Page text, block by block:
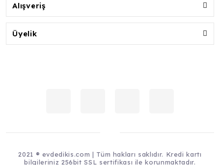
Alışveriş
Üyelik
2021 ® evdedikis.com | Tüm hakları saklıdır. Kredi kartı
bilgileriniz 256bit SSL sertifikası ile korunmaktadır.